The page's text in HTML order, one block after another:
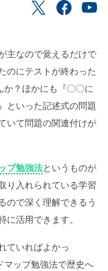
EdrawMind
主なので覚えるだけで
のにテストが終わった
？ほかにも『〇〇に
といった記述式の問題
いて問題の関連付けが
プ勉強法というものが
り入れられている学習
ので深く理解できるう
に活用できます。
ていればよかっ
ップ勉強法で歴史へ